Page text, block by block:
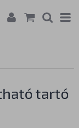
tartó